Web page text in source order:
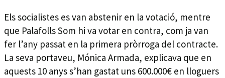
Els socialistes es van abstenir en la votació, mentre
que Palafolls Som hi va votar en contra, com ja van
fer l’any passat en la primera pròrroga del contracte.
La seva portaveu, Mónica Armada, explicava que en
aquests 10 anys s’han gastat uns 600.000€ en lloguers